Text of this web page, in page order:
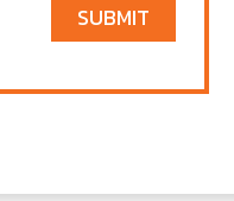
SUBMIT